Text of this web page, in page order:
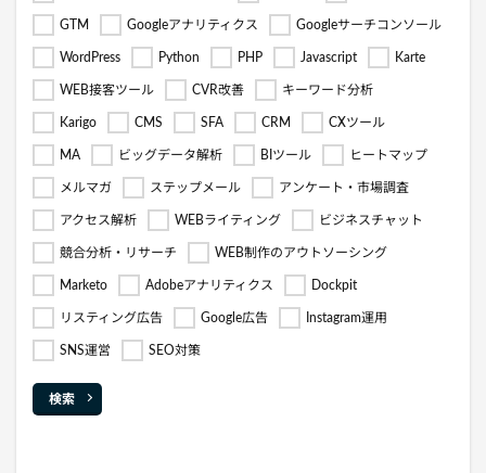
GTM Googleアナリティクス Googleサーチコンソール
WordPress Python PHP Javascript Karte
WEB接客ツール CVR改善 キーワード分析
Karigo CMS SFA CRM CXツール
MA ビッグデータ解析 BIツール ヒートマップ
メルマガ ステップメール アンケート・市場調査
アクセス解析 WEBライティング ビジネスチャット
競合分析・リサーチ WEB制作のアウトソーシング
Marketo Adobeアナリティクス Dockpit
リスティング広告 Google広告 Instagram運用
SNS運営 SEO対策
検索